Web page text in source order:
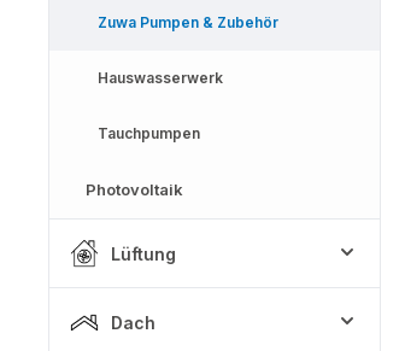
Zuwa Pumpen & Zubehör
Hauswasserwerk
Tauchpumpen
Photovoltaik
Lüftung
Dach